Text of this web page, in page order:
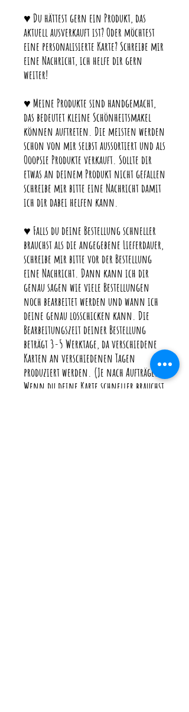
♥ Du hättest gern ein Produkt, das
aktuell ausverkauft ist? Oder möchtest
eine personalisierte Karte? Schreibe mir
eine Nachricht, ich helfe dir gern
weiter!
♥ Meine Produkte sind handgemacht,
das bedeutet kleine Schönheitsmakel
können auftreten. Die meisten werden
schon von mir selbst aussortiert und als
Ooopsie Produkte verkauft. Sollte dir
etwas an deinem Produkt nicht gefallen
schreibe mir bitte eine Nachricht damit
ich dir dabei helfen kann.
♥ Falls du deine Bestellung schneller
brauchst als die angegebene Lieferdauer,
schreibe mir bitte vor der Bestellung
eine Nachricht. Dann kann ich dir
genau sagen wie viele Bestellungen
noch bearbeitet werden und wann ich
deine genau losschicken kann. Die
Bearbeitungszeit deiner Bestellung
beträgt 3-5 Werktage, da verschiedene
Karten an verschiedenen Tagen
produziert werden. (Je nach Aufträgen)
Wenn du deine Karte schneller brauchst